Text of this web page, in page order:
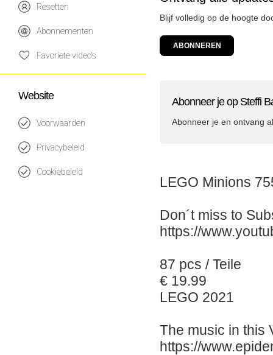
Resetten
Abonnementen
Favoriete video's
Website
Voorwaarden
Privacybeleid
Cookiebeleid
Blijf volledig op de hoogte
ABONNEREN
Abonneer je op Steffi
Abonneer je en ontvang
LEGO Minions
Don´t miss to
https://
87 pcs / Teile
€ 19.99
LEGO 2021
The music in this
https://